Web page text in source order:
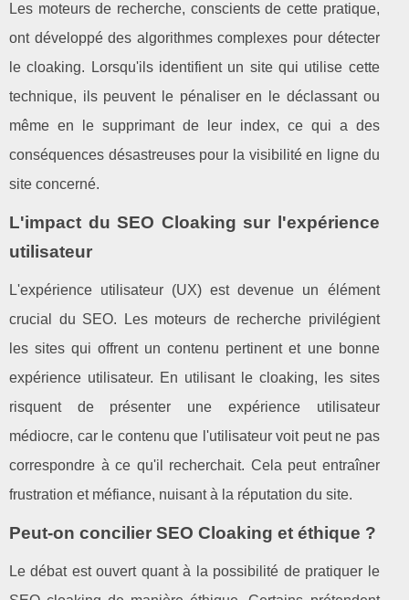
Les moteurs de recherche, conscients de cette pratique,
ont développé des algorithmes complexes pour détecter
le cloaking. Lorsqu'ils identifient un site qui utilise cette
technique, ils peuvent le pénaliser en le déclassant ou
même en le supprimant de leur index, ce qui a des
conséquences désastreuses pour la visibilité en ligne du
site concerné.
L'impact du SEO Cloaking sur l'expérience
utilisateur
L'expérience utilisateur (UX) est devenue un élément
crucial du SEO. Les moteurs de recherche privilégient
les sites qui offrent un contenu pertinent et une bonne
expérience utilisateur. En utilisant le cloaking, les sites
risquent de présenter une expérience utilisateur
médiocre, car le contenu que l'utilisateur voit peut ne pas
correspondre à ce qu'il recherchait. Cela peut entraîner
frustration et méfiance, nuisant à la réputation du site.
Peut-on concilier SEO Cloaking et éthique ?
Le débat est ouvert quant à la possibilité de pratiquer le